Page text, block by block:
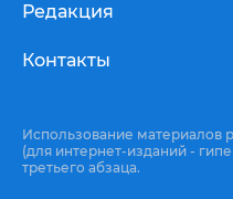
Редакция
Контакты
Использование материалов
(для интернет-изданий -
третьего абзаца.